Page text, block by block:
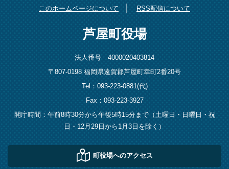
このホームページについて
RSS配信について
芦屋町役場
法人番号 4000020403814
〒807-0198 福岡県遠賀郡芦屋町幸町2番20号
Tel：093-223-0881(代)
Fax：093-223-3927
開庁時間：午前8時30分から午後5時15分まで（土曜日・日曜日・祝
日・12月29日から1月3日を除く）
町役場へのアクセス